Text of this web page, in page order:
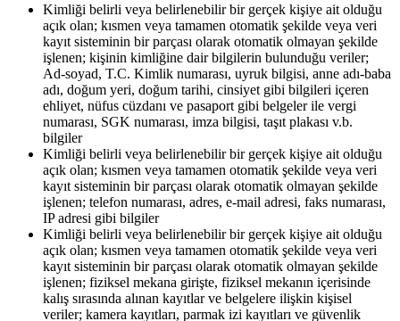
Kimliği belirli veya belirlenebilir bir gerçek kişiye ait olduğu
açık olan; kısmen veya tamamen otomatik şekilde veya veri
kayıt sisteminin bir parçası olarak otomatik olmayan şekilde
işlenen; kişinin kimliğine dair bilgilerin bulunduğu veriler;
Ad-soyad, T.C. Kimlik numarası, uyruk bilgisi, anne adı-baba
adı, doğum yeri, doğum tarihi, cinsiyet gibi bilgileri içeren
ehliyet, nüfus cüzdanı ve pasaport gibi belgeler ile vergi
numarası, SGK numarası, imza bilgisi, taşıt plakası v.b.
bilgiler
Kimliği belirli veya belirlenebilir bir gerçek kişiye ait olduğu
açık olan; kısmen veya tamamen otomatik şekilde veya veri
kayıt sisteminin bir parçası olarak otomatik olmayan şekilde
işlenen; telefon numarası, adres, e-mail adresi, faks numarası,
IP adresi gibi bilgiler
Kimliği belirli veya belirlenebilir bir gerçek kişiye ait olduğu
açık olan; kısmen veya tamamen otomatik şekilde veya veri
kayıt sisteminin bir parçası olarak otomatik olmayan şekilde
işlenen; fiziksel mekana girişte, fiziksel mekanın içerisinde
kalış sırasında alınan kayıtlar ve belgelere ilişkin kişisel
veriler; kamera kayıtları, parmak izi kayıtları ve güvenlik